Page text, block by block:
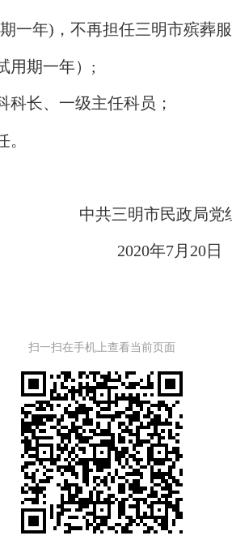
一年)，不再担任三明市殡葬
期一年） ;
长、一级主任科员；
中共三明市民政局党
2020年7月 20日
扫一扫在手机上查看当前页面